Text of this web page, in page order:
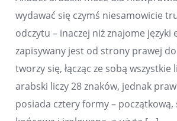
wydawać się czymś niesamowicie
odczytu – inaczej niż znajome języki
zapisywany jest od strony prawej do
tworzy się, łącząc ze sobą
arabski liczy 28 znaków, jednak
posiada cztery formy – początkową,